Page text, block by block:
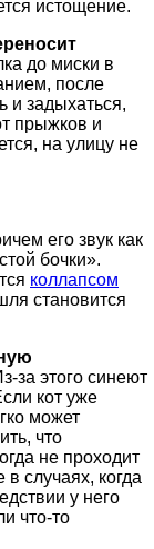
истощение.
до миски в
после
и задыхаться,
прыжков и
на улицу не
его звук как
бочки».
коллапсом
становится
за этого синеют
кот уже
может
что
не проходит
случаях, когда
у него
что-то